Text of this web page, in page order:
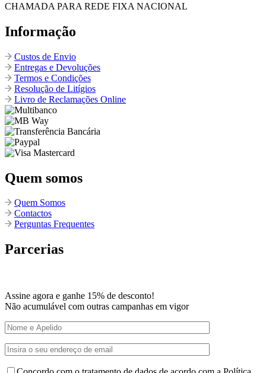
CHAMADA PARA REDE FIXA NACIONAL
Informação
Custos de Envio
Entregas e Devoluções
Termos e Condições
Resolução de Litígios
Livro de Reclamações Online
Quem somos
Quem Somos
Contactos
Perguntas Frequentes
Parcerias
Assine agora e ganhe 15% de desconto!
Não acumulável com outras campanhas em vigor